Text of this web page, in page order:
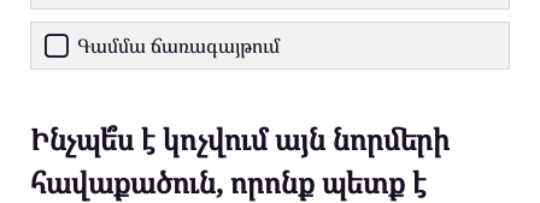
Գամմա ճառագայթում
Ինչպե՞ս է կոչվում այն ​​նորմերի
հավաքածուն, որոնք պետք է